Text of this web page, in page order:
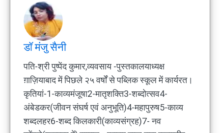
डॉ मंजु सैनी
पति-श्री पुष्पेंद कुमार,व्यवसाय -पुस्तकालयाध्यक्ष
ग़ाज़ियाबाद में पिछले २५ वर्षों से पब्लिक स्कूल में कार्यरत।
कृतियां-1-काव्यमंजूषा2-मातृशक्ति3-शब्दोत्सव4-
अंबेडकर(जीवन संघर्ष एवं अनुभूति)4-महापुरुष5-काव्य
शब्दलहर6-शब्द किलकारी(काव्यसंग्रह)7- नव